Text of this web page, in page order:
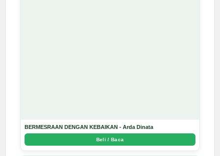
BERMESRAAN DENGAN KEBAIKAN - Arda Dinata
Beli / Baca